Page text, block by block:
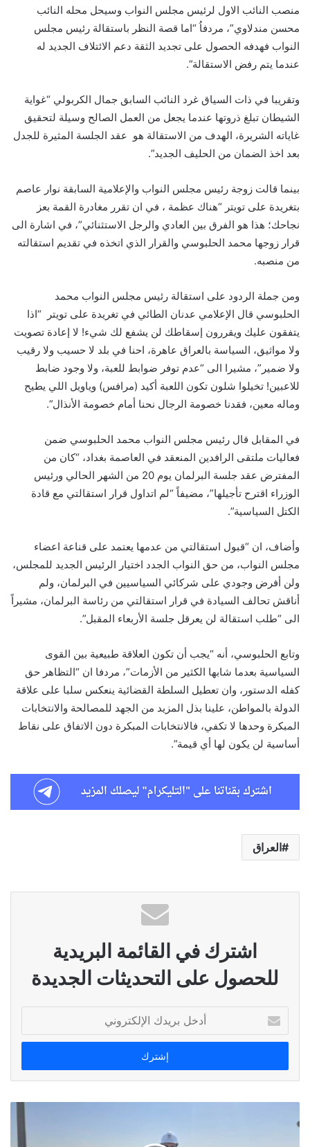
منصب النائب الاول لرئيس مجلس النواب وسيحل محله النائب
محسن مندلاوي”، مردفاُ “اما قصة النظر باستقالة رئيس مجلس
النواب فهدفه الحصول على تجديد الثقة دعم الائتلاف الجديد له
عندما يتم رفض الاستقالة”.
وتقريبا في ذات السياق غرد النائب السابق جمال الكربولي “غواية
الشيطان تبلغ ذروتها عندما يجعل من العمل الصالح وسيلة لتحقيق
غاياته الشريرة، الهدف من الاستقالة هو عقد الجلسة المثيرة للجدل
بعد اخذ الضمان من الحليف الجديد”.
بينما قالت زوجة رئيس مجلس النواب والإعلامية السابقة نوار عاصم
بتغريدة على تويتر “هناك عظمة ، في ان تقرر مغادرة القمة بعز
نجاحك؛ هذا هو الفرق بين العادي والرجل الاستثنائي”، في اشارة الى
قرار زوجها محمد الحلبوسي والقرار الذي اتخذه في تقديم استقالته
من منصبه.
ومن جملة الردود على استقالة رئيس مجلس النواب محمد
الحلبوسي قال الإعلامي عدنان الطائي في تغريدة على تويتر “اذا
يتفقون عليك ويقررون إسقاطك لن يشفع لك شيء! لا إعادة تصويت
ولا مواثيق، السياسة بالعراق عاهرة، احنا في بلد لا حسيب ولا رقيب
ولا ضمير”، مشيرا الى “عدم توفر ضوابط للعبة، ولا وجود ضابط
للاعبين! تخيلوا شلون تكون اللعبة أكيد (مرافس) وياويل اللي يطيح
وماله معين، فقدنا خصومة الرجال نحنا أمام خصومة الأنذال”.
في المقابل قال رئيس مجلس النواب محمد الحلبوسي ضمن
فعاليات ملتقى الرافدين المنعقد في العاصمة بغداد، “كان من
المفترض عقد جلسة البرلمان يوم 20 من الشهر الحالي ورئيس
الوزراء اقترح تأجيلها”، مضيفاً “لم اتداول قرار استقالتي مع قادة
الكتل السياسية”.
وأضاف، ان “قبول استقالتي من عدمها يعتمد على قناعة اعضاء
مجلس النواب، من حق النواب الجدد اختيار الرئيس الجديد للمجلس،
ولن أفرض وجودي على شركائي السياسيين في البرلمان، ولم
أناقش تحالف السيادة في قرار استقالتي من رئاسة البرلمان، مشيراً
الى “طلب استقالة لن يعرقل جلسة الأربعاء المقبل”.
وتابع الحلبوسي، أنه “يجب أن تكون العلاقة طبيعية بين القوى
السياسية بعدما شابها الكثير من الأزمات”، مردفا ان “التظاهر حق
كفله الدستور، وان تعطيل السلطة القضائية ينعكس سلبا على علاقة
الدولة بالمواطن، علينا بذل المزيد من الجهد للمصالحة والانتخابات
المبكرة وحدها لا تكفي، فالانتخابات المبكرة دون الاتفاق على نقاط
أساسية لن يكون لها أي قيمة”.
العراق
اشترك في القائمة البريدية
للحصول على التحديثات الجديدة
بريدك
الإلكتروني